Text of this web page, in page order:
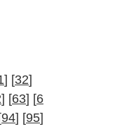
] [32]
] [63] [6
94] [95]